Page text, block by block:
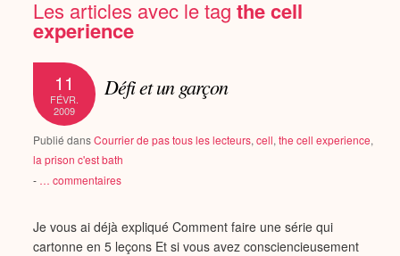
Les articles avec le tagthe cell
experience
11
FÉVR.
2009
Défi et un garçon
Publié dans Courrier de pas tous les lecteurs,cell,the cell experience,
la prison c'est bath
- … commentaires
Je vous ai déjà expliqué Comment faire une série qui
cartonne en 5 leçons Et si vous avez consciencieusement